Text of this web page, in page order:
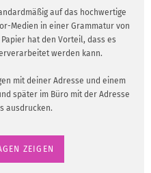
auf das hochwertige
Medien in einer Grammatur von
hat den Vorteil, dass es
werden kann.
mit deiner Adresse und einem
später im Büro mit der Adresse
ausdrucken.
ZEIGEN